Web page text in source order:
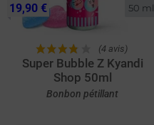
50 ml
(4 avis)
Super Bubble Z Kyandi
Shop 50ml
Bonbon pétillant
19,90 €